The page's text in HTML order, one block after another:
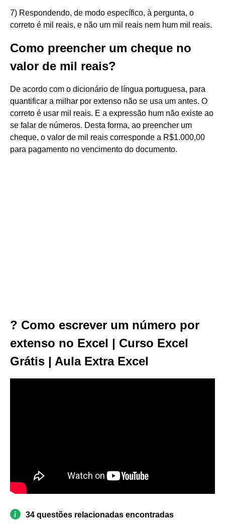
7) Respondendo, de modo específico, à pergunta, o
correto é mil reais, e não um mil reais nem hum mil reais.
Como preencher um cheque no
valor de mil reais?
De acordo com o dicionário de língua portuguesa, para
quantificar a milhar por extenso não se usa um antes. O
correto é usar mil reais. E a expressão hum não existe ao
se falar de números. Desta forma, ao preencher um
cheque, o valor de mil reais corresponde a R$1.000,00
para pagamento no vencimento do documento.
? Como escrever um número por
extenso no Excel | Curso Excel
Grátis | Aula Extra Excel
34 questões relacionadas encontradas